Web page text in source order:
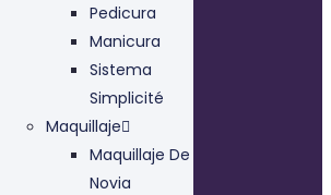
Pedicura
Manicura
Sistema
Simplicité
Maquillaje
Maquillaje De
Novia